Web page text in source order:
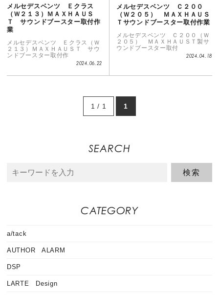
メルセデスベンツ Ｅクラス
（Ｗ２１３）ＭＡＸＨＡＵＳ
Ｔ サウンドブースター取付作
業
メルセデスベンツ Ｅクラス（Ｗ
２１３）ＭＡＸＨＡＵＳＴ サウ
ンドブースター取付作
2024.06.22
メルセデスベンツ Ｃ２００
（Ｗ２０５） ＭＡＸＨＡＵＳ
Ｔサウンドブースター取付作業
メルセデスベンツ Ｃ２００（Ｗ
２０５） ＭＡＸＨＡＵＳＴ製サ
ウンドブースター取付
2024.04.18
1 / 1 1
SEARCH
CATEGORY
a/tack
AUTHOR ALARM
DSP
LARTE Design